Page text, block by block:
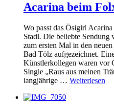
Acarina beim
Wo passt das Ösigirl
Stadl. Die beliebte
zum ersten Mal in den
Bad Tölz aufgezeichnet.
Künstlerkollegen waren vor
Single „Raus aus meinen
langjährige … Weiterlesen